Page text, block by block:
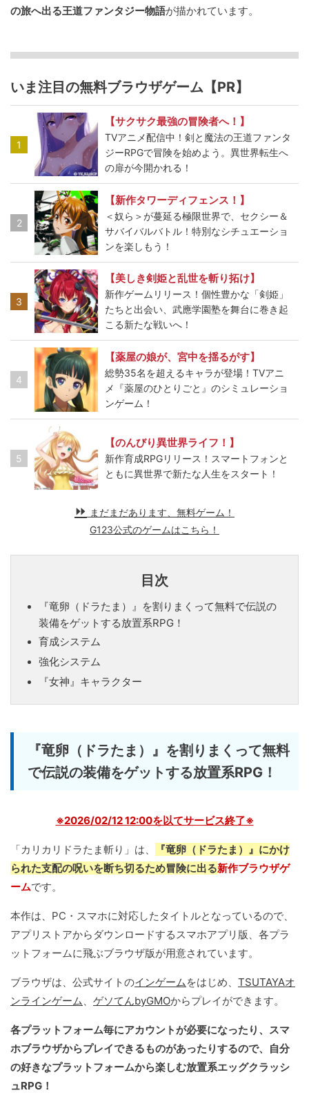
の旅へ出る王道ファンタジー物語が描かれています。
いま注目の無料ブラウザゲーム【PR】
1
【サクサク最強の冒険者へ！】
TVアニメ配信中！剣と魔法の王道ファンタ
ジーRPGで冒険を始めよう。異世界転生へ
の扉が今開かれる！
2
【新作タワーディフェンス！】
＜奴ら＞が蔓延る極限世界で、セクシー＆
サバイバルバトル！特別なシチュエーショ
ンを楽しもう！
3
【美しき剣姫と乱世を斬り拓け】
新作ゲームリリース！個性豊かな「剣姫」
たちと出会い、武應学園塾を舞台に巻き起
こる新たな戦いへ！
4
【薬屋の娘が、宮中を揺るがす】
総勢35名を超えるキャラが登場！TVアニ
メ『薬屋のひとりごと』のシミュレーショ
ンゲーム！
5
【のんびり異世界ライフ！】
新作育成RPGリリース！スマートフォンと
ともに異世界で新たな人生をスタート！
まだまだあります、無料ゲーム！
G123公式のゲームはこちら！
目次
『竜卵（ドラたま）』を割りまくって無料で伝説の
装備をゲットする放置系RPG！
育成システム
強化システム
『女神』キャラクター
『竜卵（ドラたま）』を割りまくって無料
で伝説の装備をゲットする放置系RPG！
※2026/02/12 12:00を以てサービス終了※
「カリカリドラたま斬り」は、
『竜卵（ドラたま）』にかけ
られた支配の呪いを断ち切るため冒険に出る新作ブラウザゲ
ームです。
本作は、PC・スマホに対応したタイトルとなっているので、
アプリストアからダウンロードするスマホアプリ版、各プラ
ットフォームに飛ぶブラウザ版が用意されています。
ブラウザは、公式サイトのインゲームをはじめ、 TSUTAYAオ
ンラインゲーム、 ゲソてんbyGMOからプレイができます。
各プラットフォーム毎にアカウントが必要になったり、スマ
ホブラウザからプレイできるものがあったりするので、自分
の好きなプラットフォームから楽しむ放置系エッグクラッシ
ュRPG！